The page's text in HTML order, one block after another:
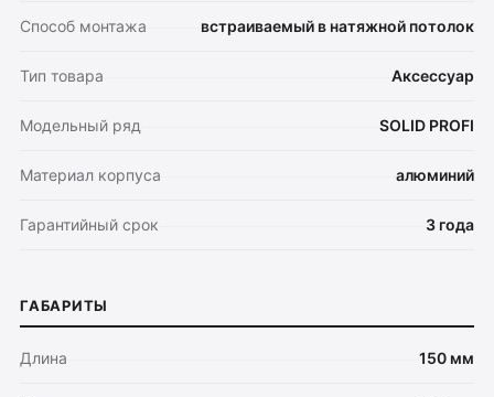
Способ монтажа встраиваемый в натяжной потолок
Тип товара Аксессуар
Модельный ряд SOLID PROFI
Материал корпуса алюминий
Гарантийный срок 3 года
ГАБАРИТЫ
Длина 150 мм